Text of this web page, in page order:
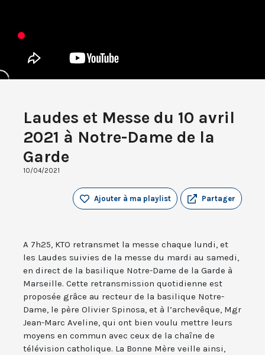
Laudes et Messe du 10 avril
2021 à Notre-Dame de la
Garde
10/04/2021
Partager
Ajouter à ma playlist
A 7h25, KTO retransmet la messe chaque lundi, et
les Laudes suivies de la messe du mardi au samedi,
en direct de la basilique Notre-Dame de la Garde à
Marseille. Cette retransmission quotidienne est
proposée grâce au recteur de la basilique Notre-
Dame, le père Olivier Spinosa, et à l’archevêque, Mgr
Jean-Marc Aveline, qui ont bien voulu mettre leurs
moyens en commun avec ceux de la chaîne de
télévision catholique. La Bonne Mère veille ainsi,